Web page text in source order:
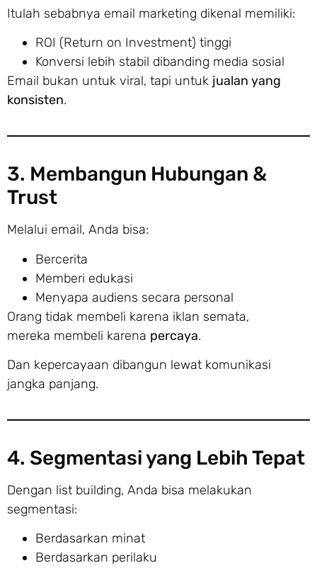
Itulah sebabnya email marketing dikenal memiliki:
ROI (Return on Investment) tinggi
Konversi lebih stabil dibanding media sosial
Email bukan untuk viral, tapi untuk jualan yang
konsisten.
3. Membangun Hubungan &
Trust
Melalui email, Anda bisa:
Bercerita
Memberi edukasi
Menyapa audiens secara personal
Orang tidak membeli karena iklan semata,
mereka membeli karena percaya.
Dan kepercayaan dibangun lewat komunikasi
jangka panjang.
4. Segmentasi yang Lebih Tepat
Dengan list building, Anda bisa melakukan
segmentasi:
Berdasarkan minat
Berdasarkan perilaku